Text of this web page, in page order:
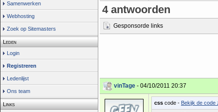
Samenwerken
Webhosting
Zoek op Sitemasters
Leden
Login
Registreren
Ledenlijst
Ons team
Links
4 antwoorden
Gesponsorde links
vinTage - 04/10/2011 20:37
css code - Bekijk de code